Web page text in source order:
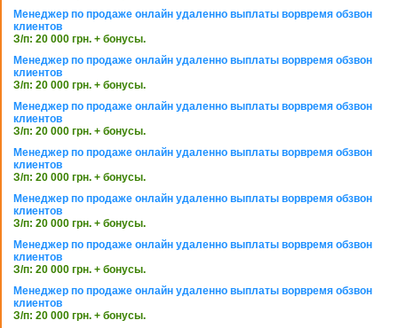
Менеджер по продаже онлайн удаленно выплаты ворвремя обзвон
клиентов
З/п: 20 000 грн. + бонусы.
Менеджер по продаже онлайн удаленно выплаты ворвремя обзвон
клиентов
З/п: 20 000 грн. + бонусы.
Менеджер по продаже онлайн удаленно выплаты ворвремя обзвон
клиентов
З/п: 20 000 грн. + бонусы.
Менеджер по продаже онлайн удаленно выплаты ворвремя обзвон
клиентов
З/п: 20 000 грн. + бонусы.
Менеджер по продаже онлайн удаленно выплаты ворвремя обзвон
клиентов
З/п: 20 000 грн. + бонусы.
Менеджер по продаже онлайн удаленно выплаты ворвремя обзвон
клиентов
З/п: 20 000 грн. + бонусы.
Менеджер по продаже онлайн удаленно выплаты ворвремя обзвон
клиентов
З/п: 20 000 грн. + бонусы.